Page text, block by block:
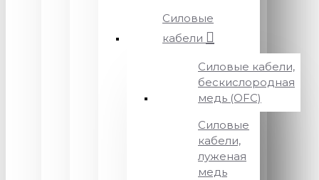
Силовые
кабели
Силовые кабели,
бескислородная
медь (OFC)
Силовые
кабели,
луженая
медь